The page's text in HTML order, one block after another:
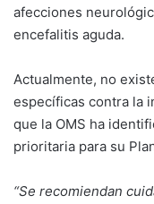
afecciones
encefalitis aguda.
Actualmente, no
específicas contra la
que la OMS ha
prioritaria para su
“Se recomiendan